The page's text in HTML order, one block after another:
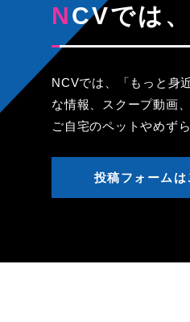
NCVでは
NCVでは、「もっと身
な情報、スクープ動画
ご自宅のペットやめず
投稿フォームは